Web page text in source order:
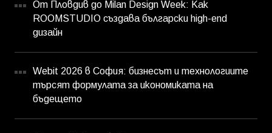
От Пловдив до Milan Design Week: Как
ROOMSTUDIO създава български high-end
дизайн
Webit 2026 в София: бизнесът и технологиите
търсят формулата за икономиката на
бъдещето